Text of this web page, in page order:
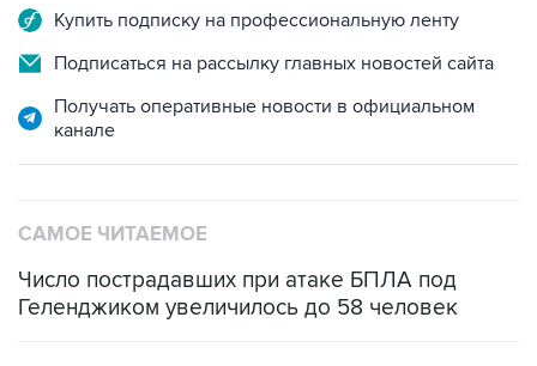
Подписаться на рассылку главных новостей сайта
Получать оперативные новости в официальном
Число пострадавших при атаке БПЛА под
Путин сообщил о решении сосредоточить в